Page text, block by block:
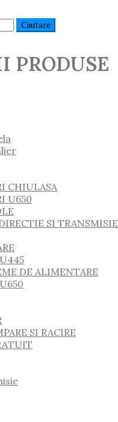
Cautare
PRODUSE
CHIULASA
U650
SI TRANSMISIE
DE ALIMENTARE
SI RACIRE